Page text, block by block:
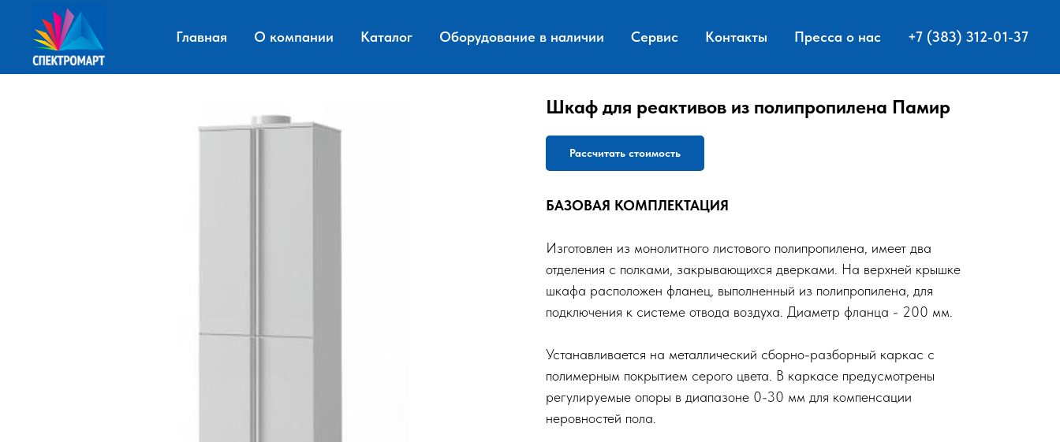
Главная О компании Каталог Оборудование в наличии Сервис Контакты Пресса о нас +7 (383) 312-01-37
Шкаф для реактивов из полипропилена Памир
Рассчитать стоимость
БАЗОВАЯ КОМПЛЕКТАЦИЯ
Изготовлен из монолитного листового полипропилена, имеет два
отделения с полками, закрывающихся дверками. На верхней крышке
шкафа расположен фланец, выполненный из полипропилена, для
подключения к системе отвода воздуха. Диаметр фланца - 200 мм.
Устанавливается на металлический сборно-разборный каркас с
полимерным покрытием серого цвета. В каркасе предусмотрены
регулируемые опоры в диапазоне 0-30 мм для компенсации
неровностей пола.